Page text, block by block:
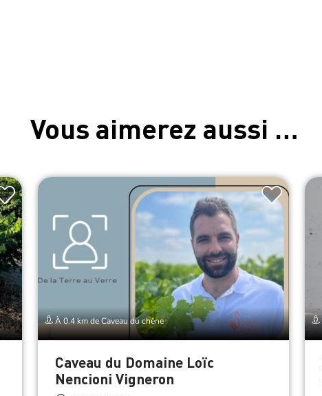
Vous aimerez aussi …
À 0.4 km de Caveau du chêne
Caveau du Domaine Loïc
Nencioni Vigneron